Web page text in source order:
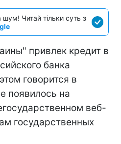
Читай тільки суть з
привлек кредит в
банка
говорится в
появилось на
веб-
государственных